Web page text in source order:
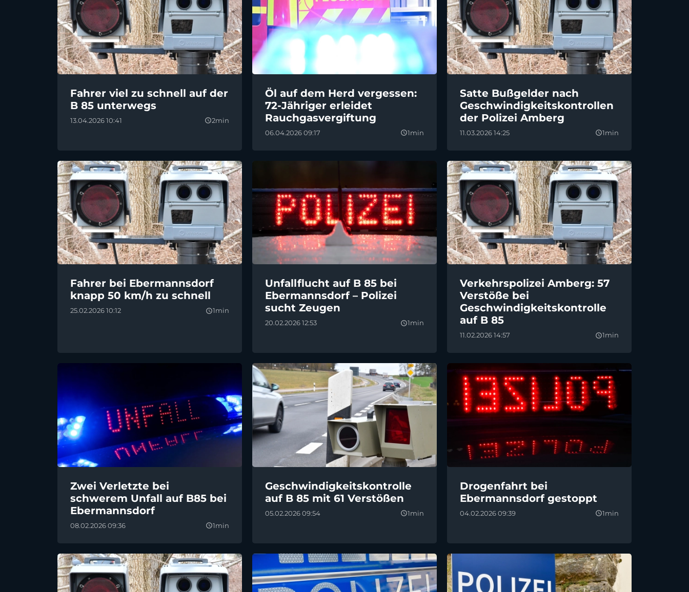
Fahrer viel zu schnell auf der
B 85 unterwegs
13.04.2026 10:41 query_builder2min
Öl auf dem Herd vergessen:
72-Jähriger erleidet
Rauchgasvergiftung
06.04.2026 09:17 query_builder1min
Satte Bußgelder nach
Geschwindigkeitskontrollen
der Polizei Amberg
11.03.2026 14:25 query_builder1min
Fahrer bei Ebermannsdorf
knapp 50 km/h zu schnell
25.02.2026 10:12 query_builder1min
Unfallflucht auf B 85 bei
Ebermannsdorf – Polizei
sucht Zeugen
20.02.2026 12:53 query_builder1min
Verkehrspolizei Amberg: 57
Verstöße bei
Geschwindigkeitskontrolle
auf B 85
11.02.2026 14:57 query_builder1min
Zwei Verletzte bei
schwerem Unfall auf B85 bei
Ebermannsdorf
08.02.2026 09:36 query_builder1min
Geschwindigkeitskontrolle
auf B 85 mit 61 Verstößen
05.02.2026 09:54 query_builder1min
Drogenfahrt bei
Ebermannsdorf gestoppt
04.02.2026 09:39 query_builder1min